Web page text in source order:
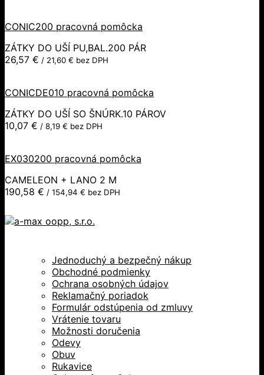
CONIC200 pracovná pomôcka
ZÁTKY DO UŠÍ PU,BAL.200 PÁR
26,57 € / 21,60 € bez DPH
CONICDE010 pracovná pomôcka
ZÁTKY DO UŠÍ SO ŠNÚRK.10 PÁROV
10,07 € / 8,19 € bez DPH
EX030200 pracovná pomôcka
CAMELEON + LANO 2 M
190,58 € / 154,94 € bez DPH
Jednoduchý a bezpečný nákup
Obchodné podmienky
Ochrana osobných údajov
Reklamačný poriadok
Formulár odstúpenia od zmluvy
Vrátenie tovaru
Možnosti doručenia
Odevy
Obuv
Rukavice